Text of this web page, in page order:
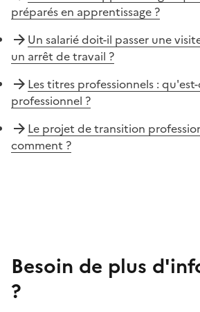
préparés en apprentissage ?
Un salarié doit-il passer une
un arrêt de travail ?
Les titres professionnels :
professionnel ?
Le projet de transition
comment ?
Besoin de plus
?